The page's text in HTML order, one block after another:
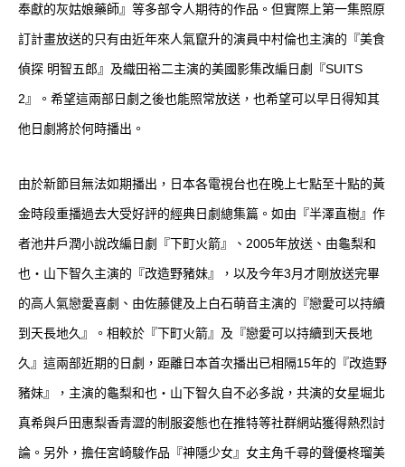
奉獻的灰姑娘藥師』等多部令人期待的作品。但實際上第一集照原
訂計畫放送的只有由近年來人氣竄升的演員中村倫也主演的『美食
偵探 明智五郎』及織田裕二主演的美國影集改編日劇『SUITS
2』。希望這兩部日劇之後也能照常放送，也希望可以早日得知其
他日劇將於何時播出。
由於新節目無法如期播出，日本各電視台也在晚上七點至十點的黃
金時段重播過去大受好評的經典日劇總集篇。如由『半澤直樹』作
者池井戶潤小說改編日劇『下町火箭』、2005年放送、由龜梨和
也・山下智久主演的『改造野豬妹』，以及今年3月才剛放送完畢
的高人氣戀愛喜劇、由佐藤健及上白石萌音主演的『戀愛可以持續
到天長地久』。相較於『下町火箭』及『戀愛可以持續到天長地
久』這兩部近期的日劇，距離日本首次播出已相隔15年的『改造野
豬妹』，主演的龜梨和也・山下智久自不必多說，共演的女星堀北
真希與戶田惠梨香青澀的制服姿態也在推特等社群網站獲得熱烈討
論。另外，擔任宮崎駿作品『神隱少女』女主角千尋的聲優柊瑠美